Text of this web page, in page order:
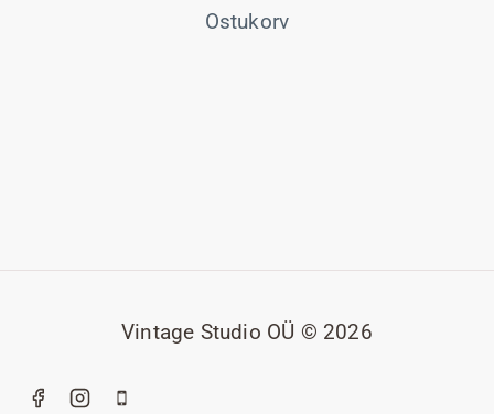
Ostukorv
Vintage Studio OÜ © 2026